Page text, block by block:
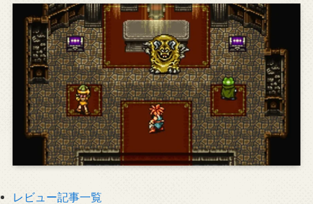
レビュー記事一覧